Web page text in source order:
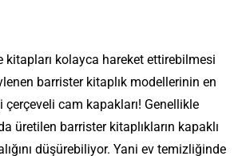
kitapları kolayca hareket ettirebilmesi
barrister kitaplık modellerinin en
cam kapakları! Genellikle
üretilen barrister kitaplıkların kapaklı
düşürebiliyor. Yani ev temizliğinde